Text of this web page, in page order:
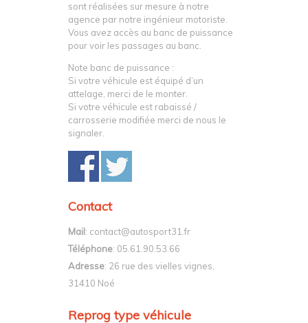
sont réalisées sur mesure à notre
agence par notre ingénieur motoriste.
Vous avez accès au banc de puissance
pour voir les passages au banc.
Note banc de puissance :
Si votre véhicule est équipé d’un
attelage, merci de le monter.
Si votre véhicule est rabaissé /
carrosserie modifiée merci de nous le
signaler.
Contact
Mail: contact@autosport31.fr
Téléphone: 05.61.90.53.66
Adresse: 26 rue des vielles vignes,
31410 Noé
Reprog type véhicule